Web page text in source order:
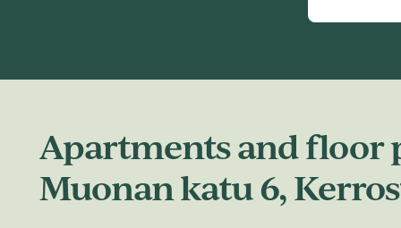
Apartments and floor
Muonan katu 6,